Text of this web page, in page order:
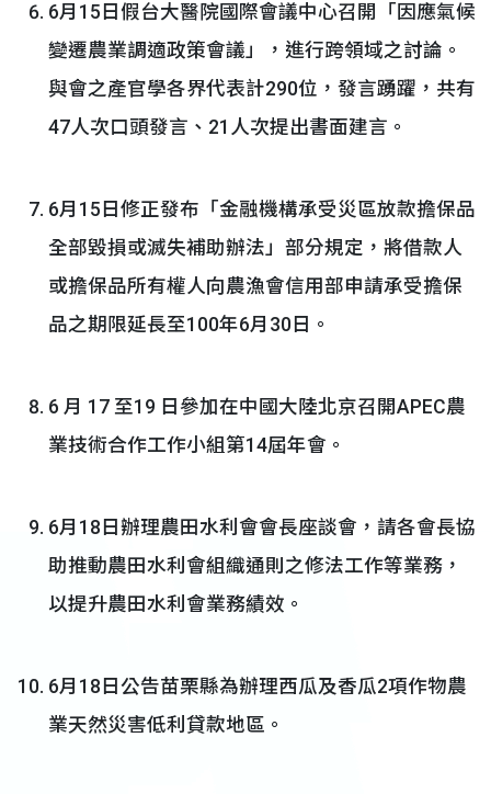
6月15日假台大醫院國際會議中心召開「因應氣候
變遷農業調適政策會議」，進行跨領域之討論。
與會之產官學各界代表計290位，發言踴躍，共有
47人次口頭發言、21人次提出書面建言。
6月15日修正發布「金融機構承受災區放款擔保品
全部毀損或滅失補助辦法」部分規定，將借款人
或擔保品所有權人向農漁會信用部申請承受擔保
品之期限延長至100年6月30日。
6 月 17 至19 日參加在中國大陸北京召開APEC農
業技術合作工作小組第14屆年會。
6月18日辦理農田水利會會長座談會，請各會長協
助推動農田水利會組織通則之修法工作等業務，
以提升農田水利會業務績效。
6月18日公告苗栗縣為辦理西瓜及香瓜2項作物農
業天然災害低利貸款地區。